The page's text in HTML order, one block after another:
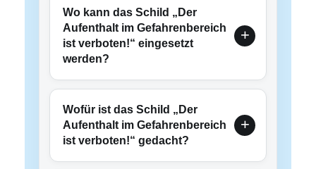
Wo kann das Schild „Der
Aufenthalt im Gefahrenbereich
ist verboten!“ eingesetzt
werden?
Wofür ist das Schild „Der
Aufenthalt im Gefahrenbereich
ist verboten!“ gedacht?